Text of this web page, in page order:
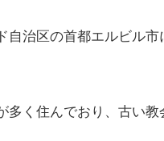
治区の首都エルビル市
多く住んでおり、古い